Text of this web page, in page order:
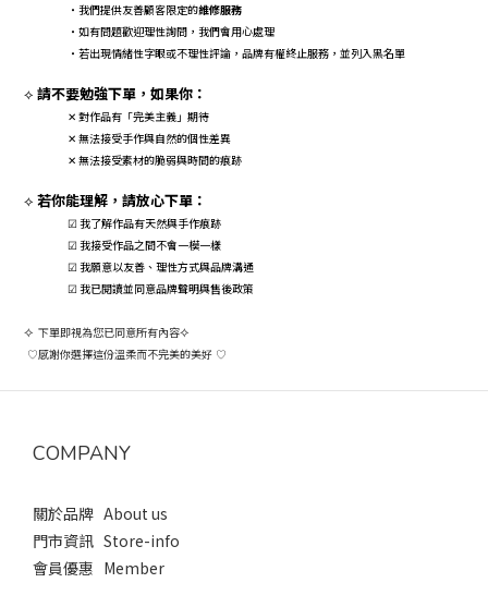
・我們提供友善顧客限定的維修服務
・如有問題歡迎理性詢問，我們會用心處理
・若出現情緒性字眼或不理性評論，品牌有權終止服務，並列入黑名單
⟡ 請不要勉強下單，如果你：
✕ 對作品有「完美主義」期待
✕ 無法接受手作與自然的個性差異
✕ 無法接受素材的脆弱與時間的痕跡
⟡ 若你能理解，請放心下單：
☑ 我了解作品有天然與手作痕跡
☑ 我接受作品之間不會一模一樣
☑ 我願意以友善、理性方式與品牌溝通
☑ 我已閱讀並同意品牌聲明與售後政策
⟡ 下單即視為您已同意所有內容⟡
♡感謝你選擇這份溫柔而不完美的美好 ♡
COMPANY
關於品牌 About us
門市資訊 Store-info
會員優惠 Member